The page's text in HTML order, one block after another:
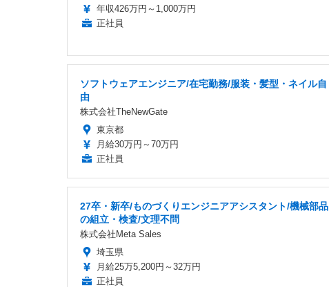
年収426万円～1,000万円
正社員
ソフトウェアエンジニア/在宅勤務/服装・髪型・ネイル自
由
株式会社TheNewGate
東京都
月給30万円～70万円
正社員
27卒・新卒/ものづくりエンジニアアシスタント/機械部品
の組立・検査/文理不問
株式会社Meta Sales
埼玉県
月給25万5,200円～32万円
正社員